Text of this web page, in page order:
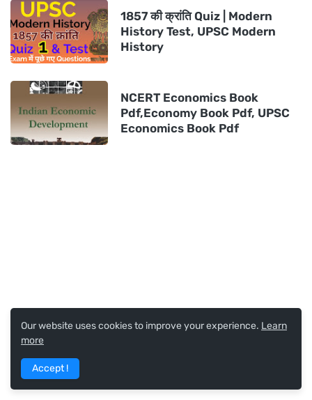
1857 की क्रांति Quiz | Modern
History Test, UPSC Modern
History
NCERT Economics Book
Pdf,Economy Book Pdf, UPSC
Economics Book Pdf
Our website uses cookies to improve your experience. Learn
more
Accept !